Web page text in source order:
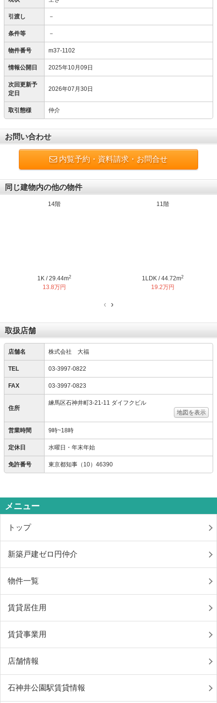
引渡し －
条件等 －
物件番号 m37-1102
情報公開日 2025年10月09日
次回更新予
定日
2026年07月30日
取引態様 仲介
お問い合わせ
内覧予約・資料請求・お問合せ
同じ建物内の他の物件
14階
1K / 29.44m2
13.8万円
11階
1LDK / 44.72m2
19.2万円
‹ ›
取扱店舗
店舗名 株式会社 大福
TEL 03-3997-0822
FAX 03-3997-0823
住所
練馬区石神井町3-21-11 ダイフクビル
地図を表示
営業時間 9時~18時
定休日 水曜日・年末年始
免許番号 東京都知事（10）46390
メニュー
トップ
新築戸建ゼロ円仲介
物件一覧
賃貸居住用
賃貸事業用
店舗情報
石神井公園駅賃貸情報